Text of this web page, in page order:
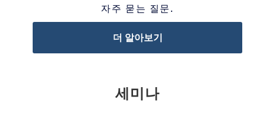
자주 묻는 질문.
더 알아보기
세미나